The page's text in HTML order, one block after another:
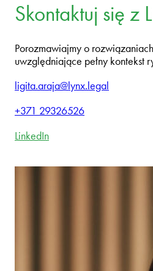
Skontaktuj się z
Porozmawiajmy o
uwzględniające pełny kontekst
ligita.araja@lynx.legal
+371 29326526
LinkedIn